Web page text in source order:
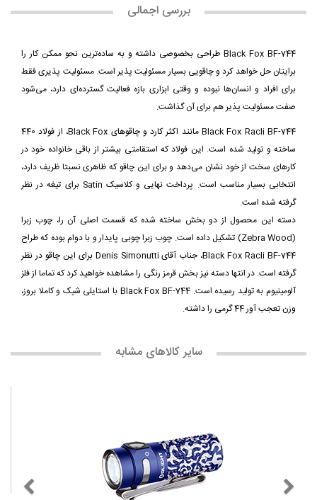
بررسی اجمالی
Black Fox BF-744 طراحی بخصوصی داشته و به ساده‌ترین نحو ممکن کار را
برایتان حل خواهد کرد و چاقویی بسیار مسئولیت پذیر است. مسئولیت پذیری فقط
برای افراد و انسان‌ها نبوده و وقتی ابزاری بازه فعالیت گسترده‌ای دارد، می‌شود
صفت مسئولیت پذیر هم برای آن گذاشت.
Black Fox Racli BF-744 مانند اکثر کارد و چاقوهای Black Fox، از فولاد 440
ساخته و تولید شده است. این فولاد که استقامتی بیشتر از باقی خانواده خود در
کارهای سخت از خود نشان می‌دهد و برای این چاقو که ظاهری نسبتا ظریف دارد،
انتخابی بسیار مناسب است. پرداخت نهایی و کلاسیک Satin برای تیغه در نظر
گرفته شده است.
دسته این محصول از دو بخش ساخته شده که قسمت اصلی آن را، چوب زبرا
(Zebra Wood) تشکیل داده است. چوب زبرا چوبی پایدار و با دوام بوده که طراح
Black Fox Racli BF-744، جناب آقای Denis Simonutti برای این چاقو در نظر
گرفته است. در انتها دسته نیز بخش قرمز رنگی را مشاهده خواهید کرد که تماما از فلز
آلومینیوم به تولید رسیده است. Black Fox BF-744 با استایلی شیک و کاملا بروز،
وزن تعجب آور 44 گرمی را داشته.
سایر کالاهای مشابه